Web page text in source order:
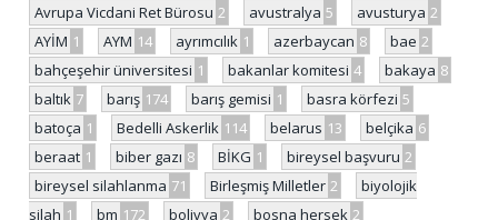
Avrupa Vicdani Ret Bürosu 2 avustralya 5 avusturya 2
AYİM 1 AYM 14 ayrımcılık 1 azerbaycan 8 bae 2
bahçeşehir üniversitesi 1 bakanlar komitesi 4 bakaya 8
baltık 7 barış 174 barış gemisi 1 basra körfezi 5
batoça 1 Bedelli Askerlik 114 belarus 13 belçika 6
beraat 1 biber gazı 8 BİKG 1 bireysel başvuru 2
bireysel silahlanma 71 Birleşmiş Milletler 2
biyolojik
silah 1 bm 172 bolivya 2 bosna hersek 2